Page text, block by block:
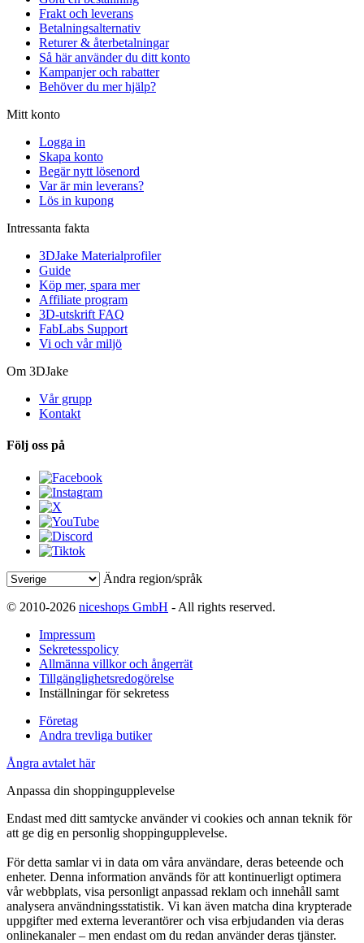
Frakt och leverans
Betalningsalternativ
Returer & återbetalningar
Så här använder du ditt konto
Kampanjer och rabatter
Behöver du mer hjälp?
Mitt konto
Logga in
Skapa konto
Begär nytt lösenord
Var är min leverans?
Lös in kupong
Intressanta fakta
3DJake Materialprofiler
Guide
Köp mer, spara mer
Affiliate program
3D-utskrift FAQ
FabLabs Support
Vi och vår miljö
Om 3DJake
Vår grupp
Kontakt
Följ oss på
Ändra region/språk
© 2010-2026 niceshops GmbH - All rights reserved.
Impressum
Sekretesspolicy
Allmänna villkor och ångerrät
Tillgänglighetsredogörelse
Inställningar för sekretess
Företag
Andra trevliga butiker
Ångra avtalet här
Anpassa din shoppingupplevelse
Endast med ditt samtycke använder vi cookies och annan teknik för
att ge dig en personlig shoppingupplevelse.
För detta samlar vi in data om våra användare, deras beteende och
enheter. Denna information används för att kontinuerligt optimera
vår webbplats, visa personligt anpassad reklam och innehåll samt
analysera användningsstatistik. Vi kan även matcha dina krypterade
uppgifter med externa leverantörer och visa erbjudanden via deras
onlinekanaler – men endast om du redan använder deras tjänster.